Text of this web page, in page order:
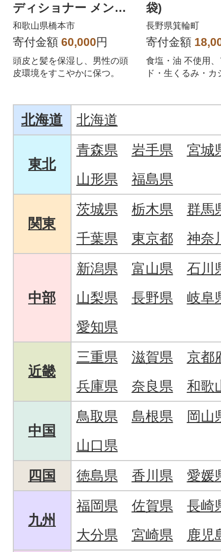
ディショナー メンズ
薬用 ヘアケア 全6回
和歌山県橋本市
寄付金額 60,000円
頭皮と髪を保湿し、男性の頭
皮環境をすこやかに保つ。
袋)
長野県箕輪町
寄付金額
食塩・油 不使用
ド・生くるみ・カ
北海道 北海道
東北
青森県 岩手県
宮城
山形県
福島県
関東
茨城県 栃木県
群馬
千葉県
東京都 神奈
中部
新潟県 富山県
石川
山梨県
長野県
岐阜
愛知県
近畿
三重県 滋賀県
京都
兵庫県
奈良県 和歌
中国
鳥取県 島根県
岡山
山口県
四国
徳島県 香川県 愛媛
九州
福岡県 佐賀県
長崎
大分県
宮崎県
鹿児